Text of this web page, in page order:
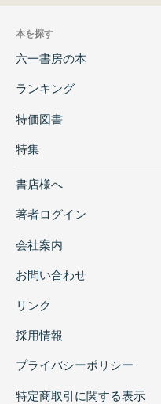
本を探す
六一書房の本
ランキング
特価図書
特集
書店様へ
著者ログイン
会社案内
お問い合わせ
リンク
採用情報
プライバシーポリシー
特定商取引に関する表示